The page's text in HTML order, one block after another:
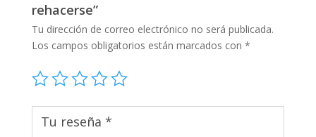
rehacerse”
Tu dirección de correo electrónico no será publicada.
Los campos obligatorios están marcados con *